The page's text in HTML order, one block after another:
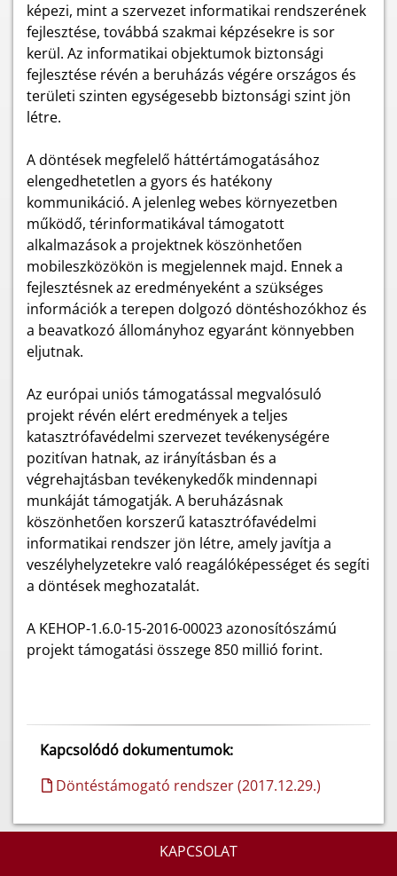
képezi, mint a szervezet informatikai rendszerének
fejlesztése, továbbá szakmai képzésekre is sor
kerül. Az informatikai objektumok biztonsági
fejlesztése révén a beruházás végére országos és
területi szinten egységesebb biztonsági szint jön
létre.
A döntések megfelelő háttértámogatásához
elengedhetetlen a gyors és hatékony
kommunikáció. A jelenleg webes környezetben
működő, térinformatikával támogatott
alkalmazások a projektnek köszönhetően
mobileszközökön is megjelennek majd. Ennek a
fejlesztésnek az eredményeként a szükséges
információk a terepen dolgozó döntéshozókhoz és
a beavatkozó állományhoz egyaránt könnyebben
eljutnak.
Az európai uniós támogatással megvalósuló
projekt révén elért eredmények a teljes
katasztrófavédelmi szervezet tevékenységére
pozitívan hatnak, az irányításban és a
végrehajtásban tevékenykedők mindennapi
munkáját támogatják. A beruházásnak
köszönhetően korszerű katasztrófavédelmi
informatikai rendszer jön létre, amely javítja a
veszélyhelyzetekre való reagálóképességet és segíti
a döntések meghozatalát.
A KEHOP-1.6.0-15-2016-00023 azonosítószámú
projekt támogatási összege 850 millió forint.
Kapcsolódó dokumentumok:
Döntéstámogató rendszer (2017.12.29.)
KAPCSOLAT